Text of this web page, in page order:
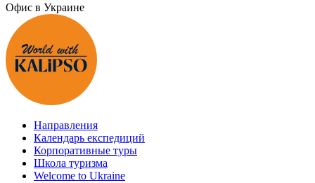
Офис в Украине
Направления
Календарь експедиций
Корпоративные туры
Школа туризма
Welcome to Ukraine